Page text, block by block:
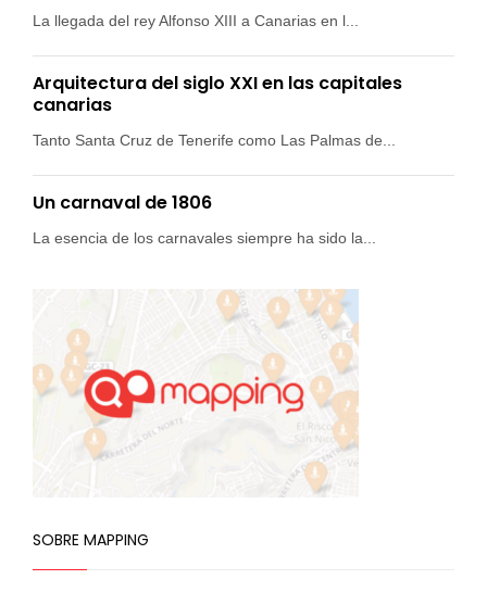
La llegada del rey Alfonso XIII a Canarias en l...
Arquitectura del siglo XXI en las capitales
canarias
Tanto Santa Cruz de Tenerife como Las Palmas de...
Un carnaval de 1806
La esencia de los carnavales siempre ha sido la...
SOBRE MAPPING